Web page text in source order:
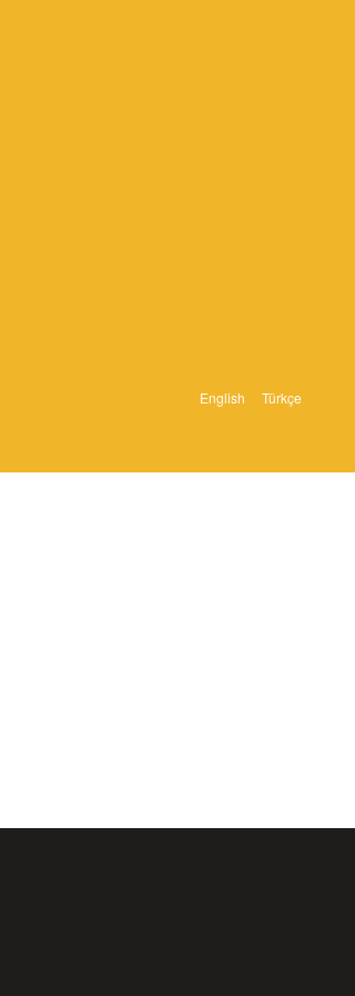
English Türkçe